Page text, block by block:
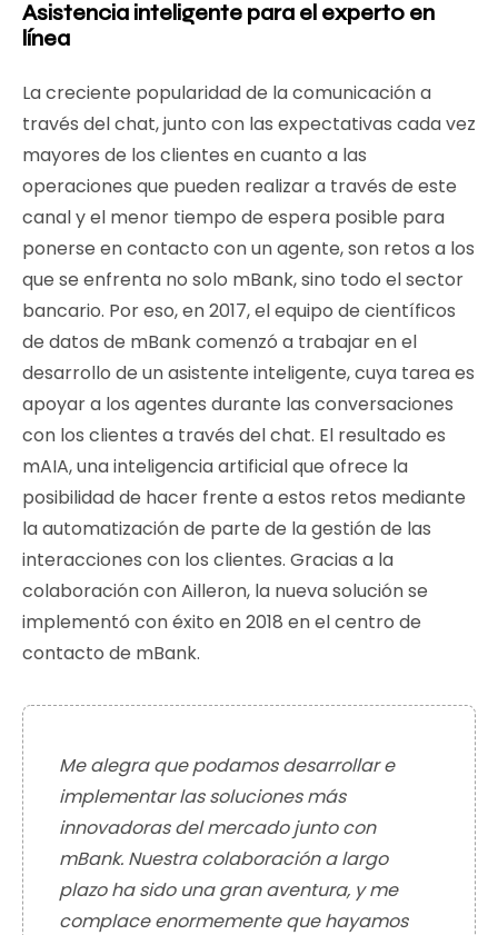
Asistencia inteligente para el experto en
línea
La creciente popularidad de la comunicación a
través del chat, junto con las expectativas cada vez
mayores de los clientes en cuanto a las
operaciones que pueden realizar a través de este
canal y el menor tiempo de espera posible para
ponerse en contacto con un agente, son retos a los
que se enfrenta no solo mBank, sino todo el sector
bancario. Por eso, en 2017, el equipo de científicos
de datos de mBank comenzó a trabajar en el
desarrollo de un asistente inteligente, cuya tarea es
apoyar a los agentes durante las conversaciones
con los clientes a través del chat. El resultado es
mAIA, una inteligencia artificial que ofrece la
posibilidad de hacer frente a estos retos mediante
la automatización de parte de la gestión de las
interacciones con los clientes. Gracias a la
colaboración con Ailleron, la nueva solución se
implementó con éxito en 2018 en el centro de
contacto de mBank.
Me alegra que podamos desarrollar e
implementar las soluciones más
innovadoras del mercado junto con
mBank. Nuestra colaboración a largo
plazo ha sido una gran aventura, y me
complace enormemente que hayamos